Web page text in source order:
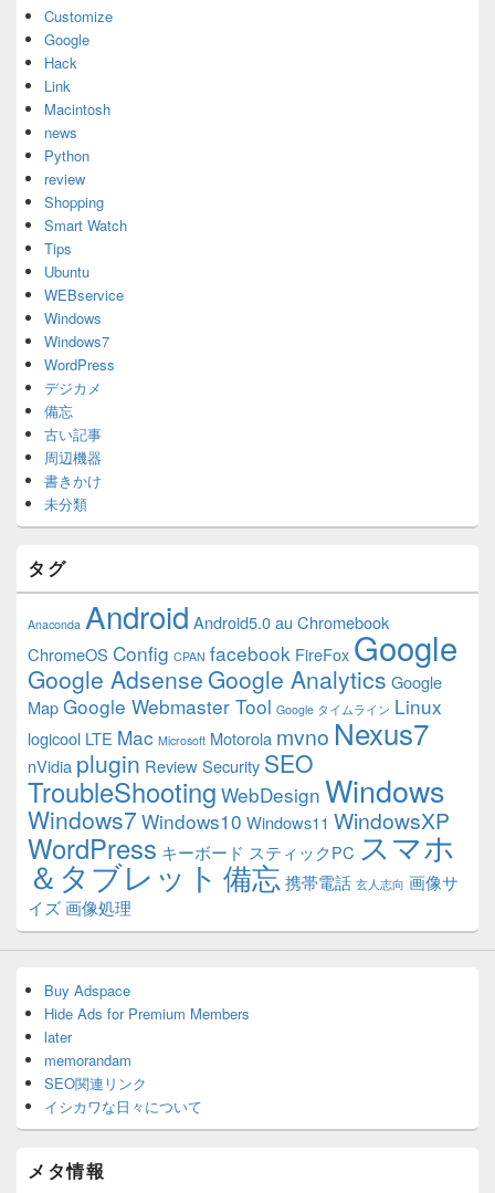
Customize
Google
Hack
Link
Macintosh
news
Python
review
Shopping
Smart Watch
Tips
Ubuntu
WEBservice
Windows
Windows7
WordPress
デジカメ
備忘
古い記事
周辺機器
書きかけ
未分類
タグ
Anaconda Android Android5.0au Chromebook
ChromeOS Config CPAN facebook FireFox Google
Google Adsense Google Analytics Google
MapGoogle Webmaster Tool Google タイムライン Linux
logicool LTE Mac Microsoft Motorola mvno Nexus7
nVidia plugin ReviewSecurity SEO
TroubleShooting WebDesign Windows
Windows7 Windows10 Windows11 WindowsXP
WordPress キーボード スティックPC スマホ
＆タブレット 備忘 携帯電話 玄人志向 画像サ
イズ画像処理
Buy Adspace
Hide Ads for Premium Members
later
memorandam
SEO関連リンク
イシカワな日々について
メタ情報